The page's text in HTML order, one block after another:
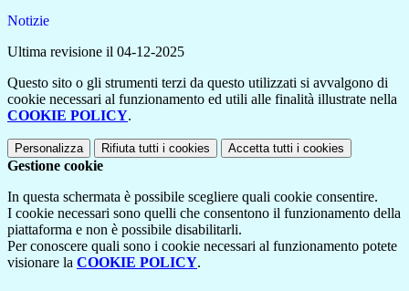
Notizie
Ultima revisione il 04-12-2025
Questo sito o gli strumenti terzi da questo utilizzati si avvalgono di
cookie necessari al funzionamento ed utili alle finalità illustrate nella
COOKIE POLICY.
Personalizza Rifiuta tutti i cookies Accetta tutti i cookies
Gestione cookie
In questa schermata è possibile scegliere quali cookie consentire.
I cookie necessari sono quelli che consentono il funzionamento della
piattaforma e non è possibile disabilitarli.
Per conoscere quali sono i cookie necessari al funzionamento potete
visionare la COOKIE POLICY.